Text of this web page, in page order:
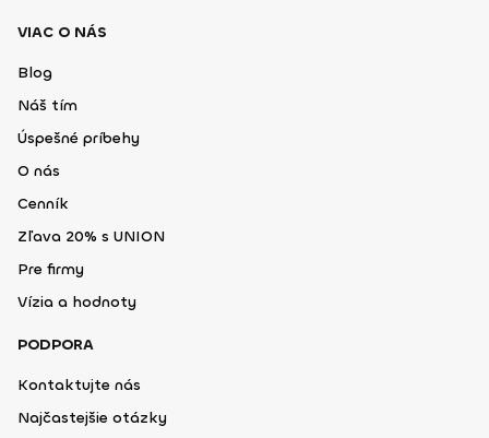
VIAC O NÁS
Blog
Náš tím
Úspešné príbehy
O nás
Cenník
Zľava 20% s UNION
Pre firmy
Vízia a hodnoty
PODPORA
Kontaktujte nás
Najčastejšie otázky